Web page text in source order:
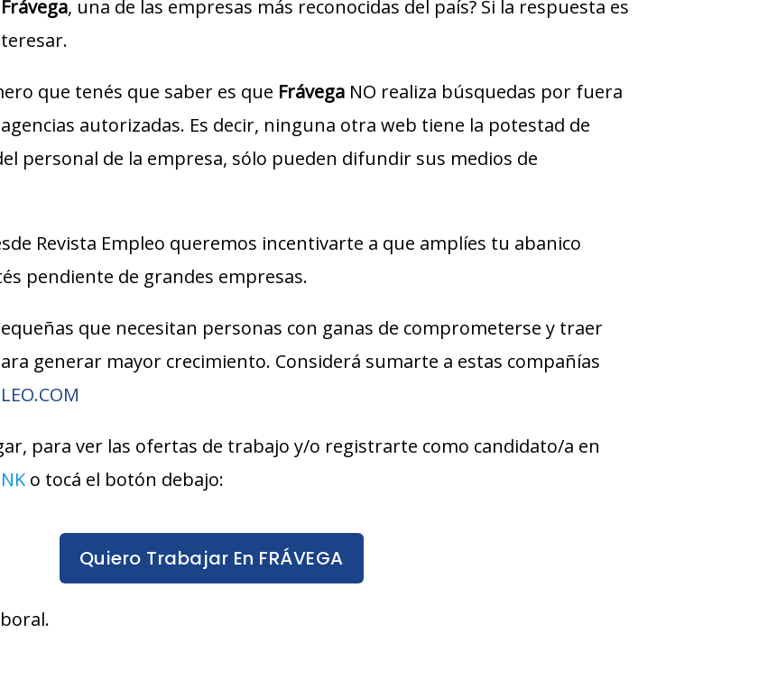
Frávega, una de las empresas más reconocidas del país? Si la respuesta es
que tenés que saber es que FrávegaNO realiza búsquedas por fuera
autorizadas. Es decir, ninguna otra web tiene la potestad de
personal de la empresa, sólo pueden difundir sus medios de
Revista Empleo queremos incentivarte a que amplíes tu abanico
pendiente de grandes empresas.
que necesitan personas con ganas de comprometerse y traer
generar mayor crecimiento. Considerá sumarte a estas compañías
para ver las ofertas de trabajo y/o registrarte como candidato/a en
o tocá el botón debajo:
Quiero Trabajar En FRÁVEGA